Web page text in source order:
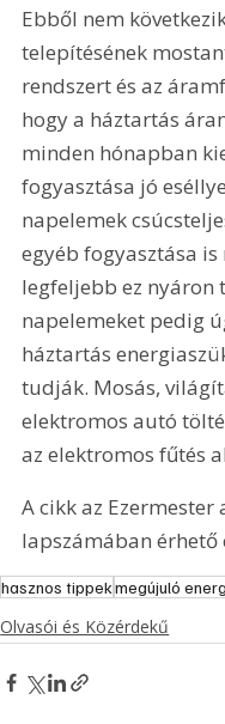
Ebből nem
telepítésének
rendszert és az
hogy a háztartás
minden hónapban
fogyasztása jó
napelemek
egyéb fogyasztása
legfeljebb ez nyáron
napelemeket pedig
háztartás
tudják. Mosás,
elektromos autó
az elektromos fűtés
A cikk az
lapszámában érhető
hasznos tippekmegújuló
Olvasói és Közérdekű